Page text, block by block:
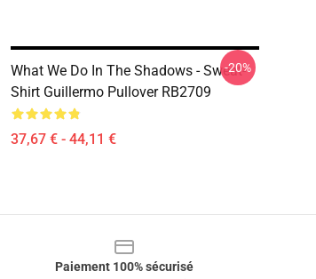
What We Do In The Shadows - Sweat-
Shirt Guillermo Pullover RB2709
37,67 € - 44,11 €
-20%
Paiement 100% sécurisé